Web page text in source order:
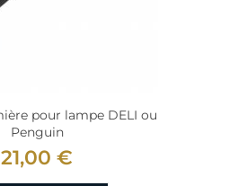
pour lampe DELI ou
Penguin
21,00 €